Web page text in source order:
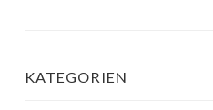
KATEGORIEN